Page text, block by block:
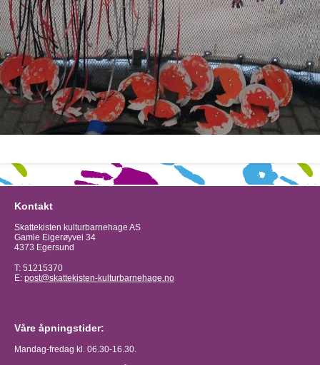
Kontakt
Skattekisten kulturbarnehage AS
Gamle Eigerøyvei 34
4373 Egersund
T: 51215370
E: post@skattekisten-kulturbarnehage.no
Våre åpningstider:
Mandag-fredag kl. 06.30-16.30.